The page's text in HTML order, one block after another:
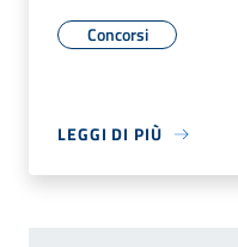
Concorsi
LEGGI DI PIÙ